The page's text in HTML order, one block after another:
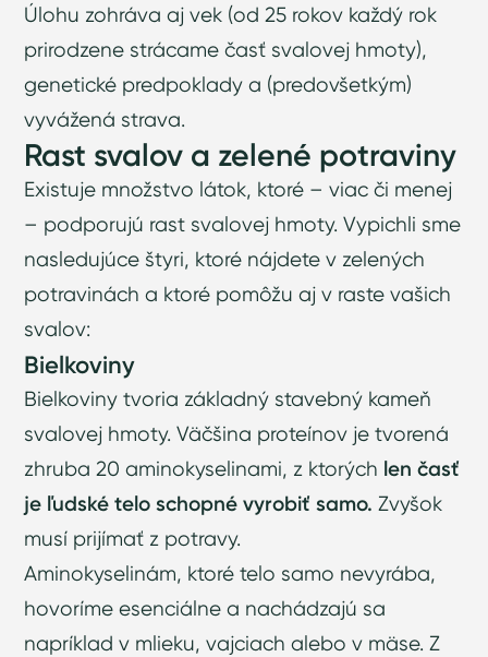
Úlohu zohráva aj vek (od 25 rokov každý rok
prirodzene strácame časť svalovej hmoty),
genetické predpoklady a (predovšetkým)
vyvážená strava.
Rast svalov a zelené potraviny
Existuje množstvo látok, ktoré – viac či menej
– podporujú rast svalovej hmoty. Vypichli sme
nasledujúce štyri, ktoré nájdete v zelených
potravinách a ktoré pomôžu aj v raste vašich
svalov:
Bielkoviny
Bielkoviny tvoria základný stavebný kameň
svalovej hmoty. Väčšina proteínov je tvorená
zhruba 20 aminokyselinami, z ktorých len časť
je ľudské telo schopné vyrobiť samo. Zvyšok
musí prijímať z potravy.
Aminokyselinám, ktoré telo samo nevyrába,
hovoríme esenciálne a nachádzajú sa
napríklad v mlieku, vajciach alebo v mäse. Z